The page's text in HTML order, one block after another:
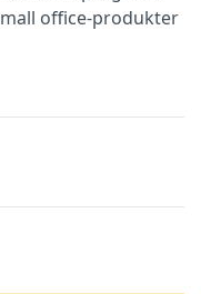
office-produkter